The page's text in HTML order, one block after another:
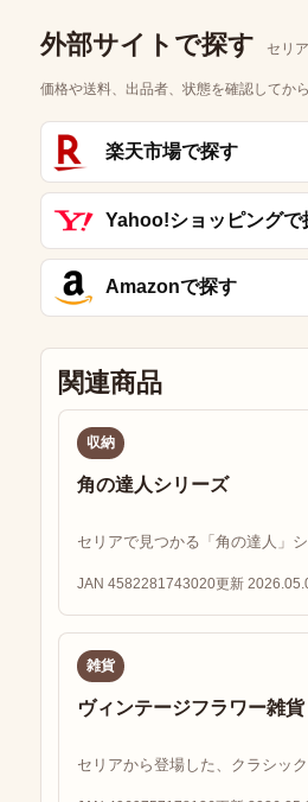
外部サイトで探す セリ
価格や送料、出品者、状態を確認してか
楽天市場で探す
Yahoo!ショッピングで
Amazonで探す
関連商品
収納
角の達人シリーズ
セリアで見つかる「角の達人」シ
JAN 4582281743020更新
雑貨
ヴィンテージフラワー雑貨
セリアから登場した、クラシック